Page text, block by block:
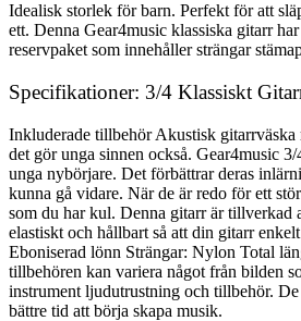
Idealisk storlek för barn. Perfekt för att
ett. Denna Gear4music klassiska gitarr
reservpaket som innehåller strängar
Specifikationer: 3/4 Klassiskt
Inkluderade tillbehör Akustisk
det gör unga sinnen också. Gear4music
unga nybörjare. Det förbättrar deras
kunna gå vidare. När de är redo för ett
som du har kul. Denna gitarr är tillverkad
elastiskt och hållbart så att din gitarr
Eboniserad lönn Strängar: Nylon Total
tillbehören kan variera något från bilden
instrument ljudutrustning och tillbehör.
bättre tid att börja skapa musik.